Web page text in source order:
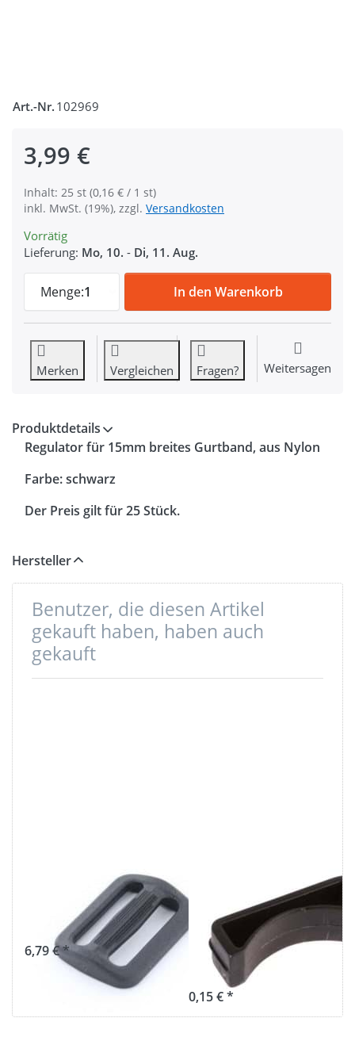
Art.-Nr. 102969
3,99 €
Inhalt: 25 st (0,16 € / 1 st)
inkl. MwSt. (19%), zzgl. Versandkosten
Vorrätig
Lieferung: Mo, 10. - Di, 11. Aug.
Menge:1
Regulator aus Nylon - 15mm Durchlass-
In den Warenkorb
Merken Vergleichen Fragen? Weitersagen
Produktdetails
Regulator für 15mm breites Gurtband, aus Nylon
Farbe: schwarz
Der Preis gilt für 25 Stück.
Hersteller
Benutzer, die diesen Artikel
gekauft haben, haben auch
gekauft
Nylon - 15mm
Durchlass- 50
Stück
6,79 € *
Gurtbandschlaufe
aus Kunststoff,
für 15mm
Gurtband - 1
Stück
0,15 € *